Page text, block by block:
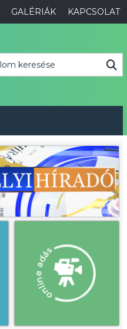
GALÉRIÁK KAPCSOLAT